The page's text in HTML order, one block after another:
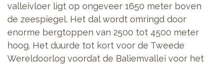
valleivloer ligt op ongeveer 1650 meter boven
de zeespiegel. Het dal wordt omringd door
enorme bergtoppen van 2500 tot 4500 meter
hoog. Het duurde tot kort voor de Tweede
Wereldoorlog voordat de Baliemvallei voor het